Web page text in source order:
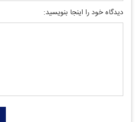
دیدگاه خود را اینجا بنویسید: